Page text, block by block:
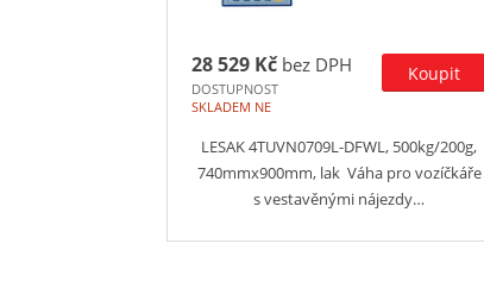
28 529 Kč bez DPH
DOSTUPNOST
SKLADEM NE
LESAK 4TUVN0709L-DFWL, 500kg/200g,
740mmx900mm, lak Váha pro vozíčkáře
s vestavěnými nájezdy…